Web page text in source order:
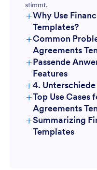
stimmt.
+Why Use
Templates?
+Common
Agreements
+Passende
Features
+4.
+Top Use Cases
Agreements
+Summarizing
Templates